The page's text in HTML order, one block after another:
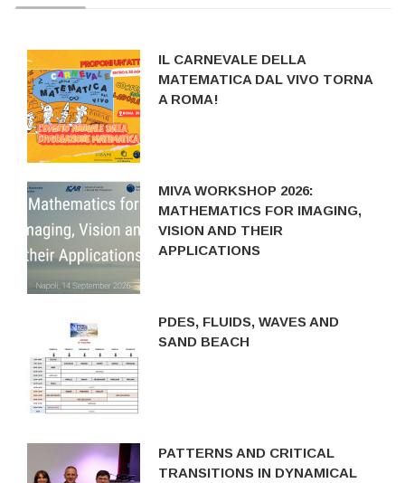
IL CARNEVALE DELLA
MATEMATICA DAL VIVO TORNA
A ROMA!
MIVA WORKSHOP 2026:
MATHEMATICS FOR IMAGING,
VISION AND THEIR
APPLICATIONS
PDES, FLUIDS, WAVES AND
SAND BEACH
PATTERNS AND CRITICAL
TRANSITIONS IN DYNAMICAL